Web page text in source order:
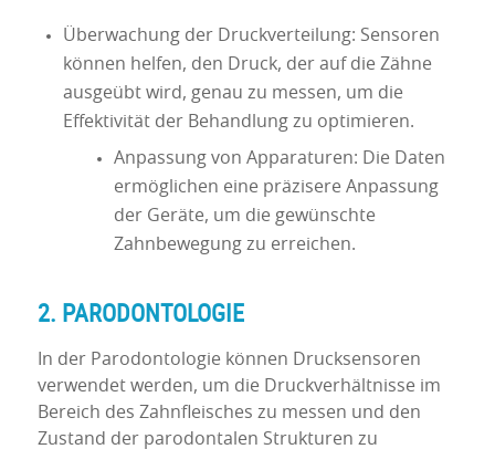
Überwachung der Druckverteilung: Sensoren
können helfen, den Druck, der auf die Zähne
ausgeübt wird, genau zu messen, um die
Effektivität der Behandlung zu optimieren.
Anpassung von Apparaturen: Die Daten
ermöglichen eine präzisere Anpassung
der Geräte, um die gewünschte
Zahnbewegung zu erreichen.
2. PARODONTOLOGIE
In der Parodontologie können Drucksensoren
verwendet werden, um die Druckverhältnisse im
Bereich des Zahnfleisches zu messen und den
Zustand der parodontalen Strukturen zu